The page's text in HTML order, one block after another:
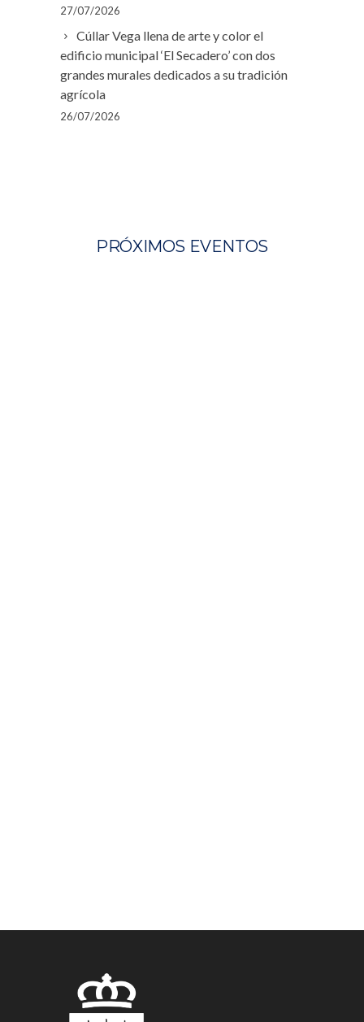
27/07/2026
Cúllar Vega llena de arte y color el
edificio municipal ‘El Secadero’ con dos
grandes murales dedicados a su tradición
agrícola
26/07/2026
PRÓXIMOS EVENTOS